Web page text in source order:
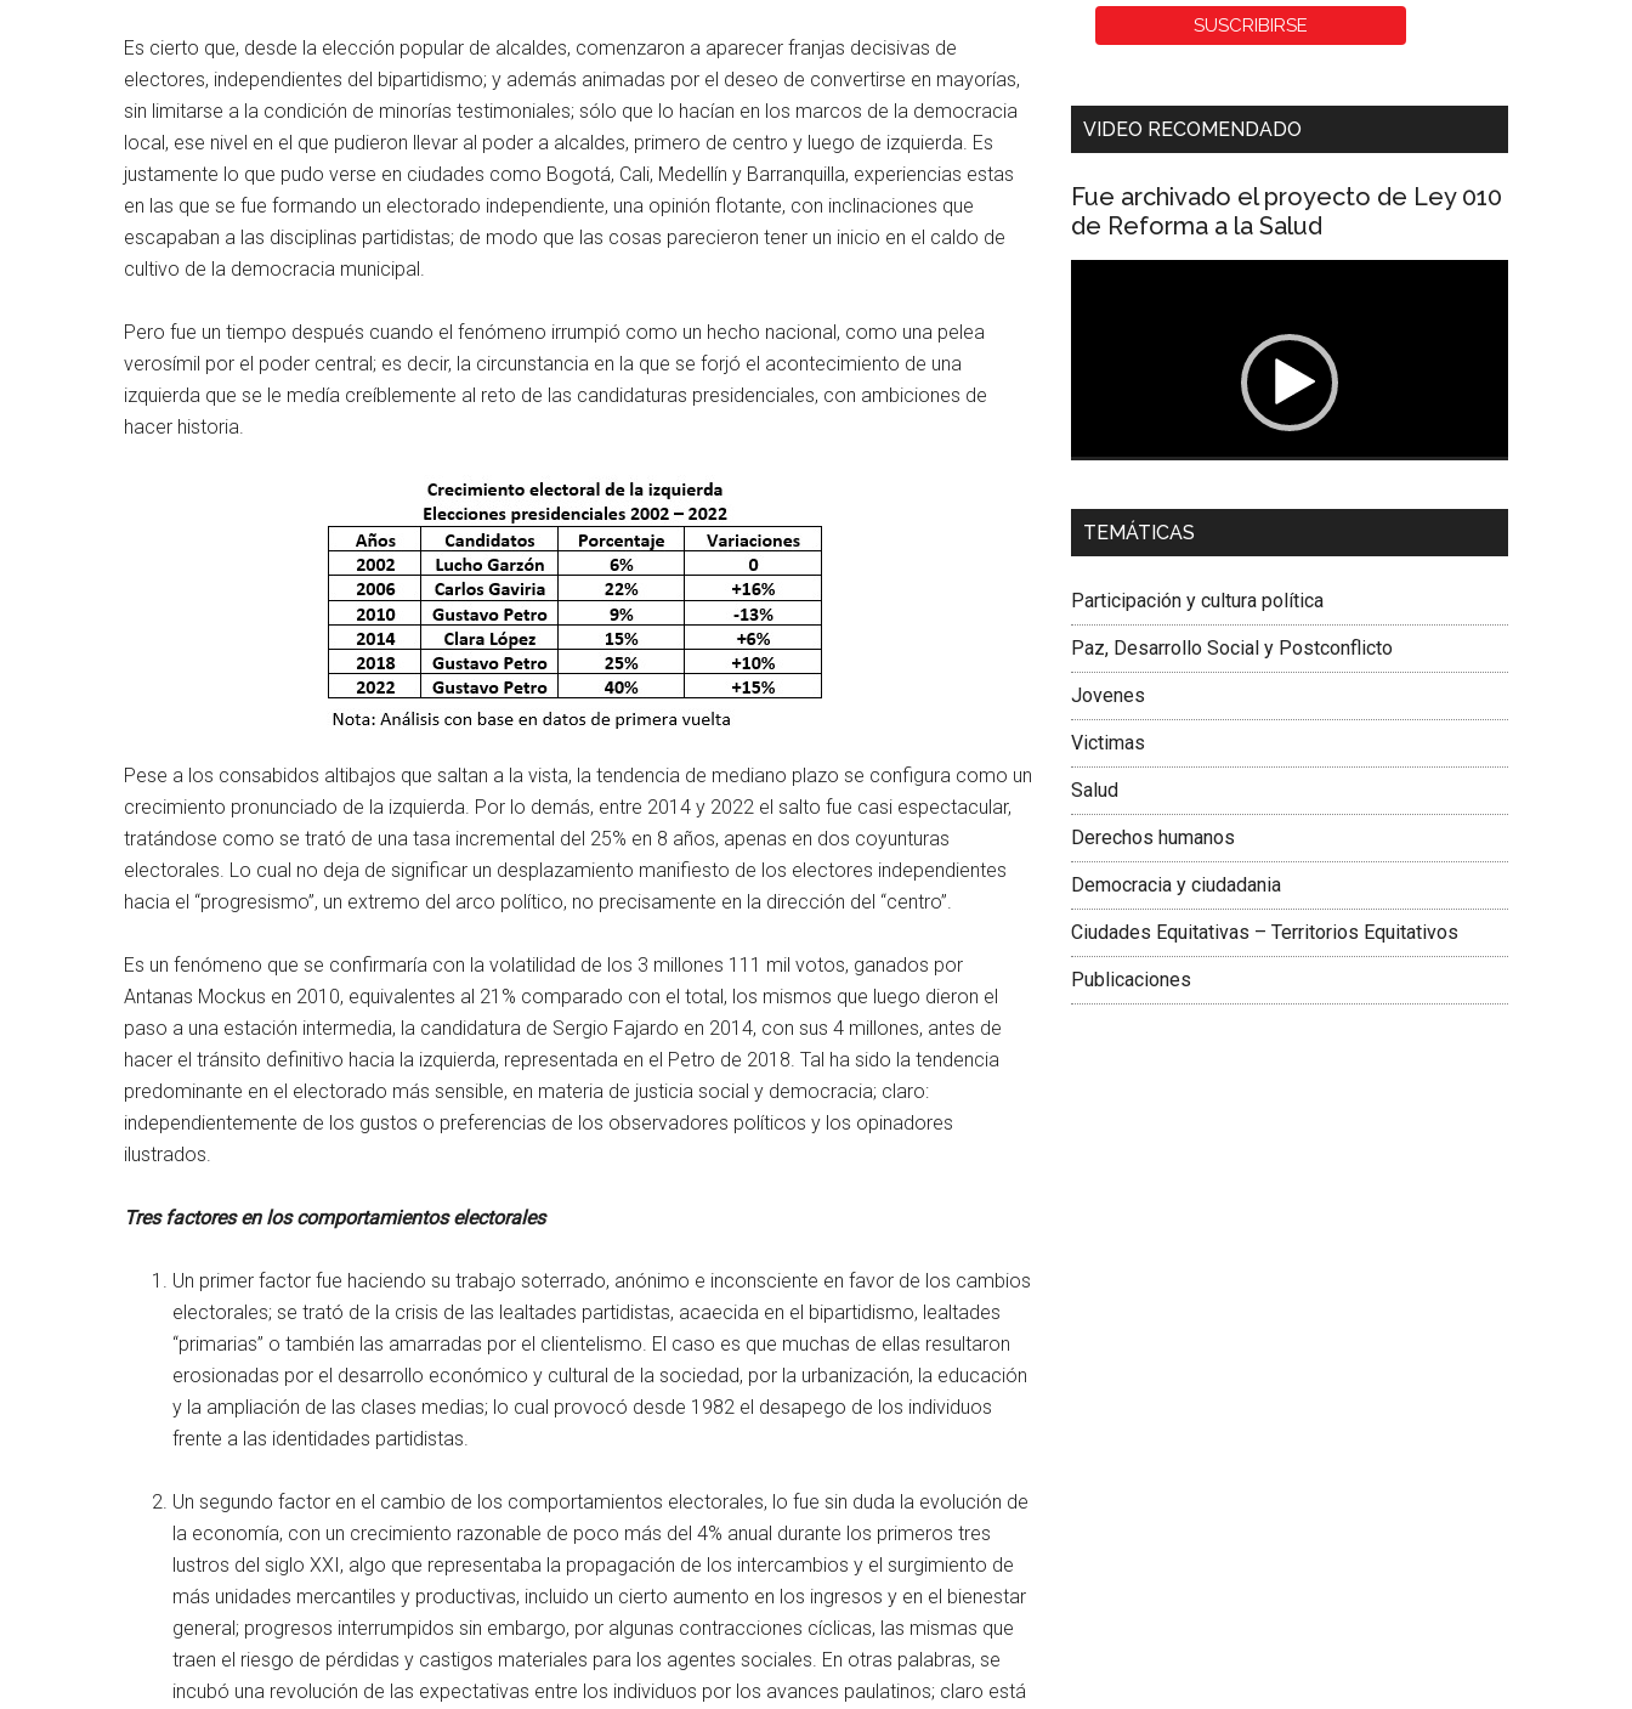
Es cierto que, desde la elección popular de alcaldes, comenzaron a aparecer franjas decisivas de
electores, independientes del bipartidismo; y además animadas por el deseo de convertirse en mayorías,
sin limitarse a la condición de minorías testimoniales; sólo que lo hacían en los marcos de la democracia
local, ese nivel en el que pudieron llevar al poder a alcaldes, primero de centro y luego de izquierda. Es
justamente lo que pudo verse en ciudades como Bogotá, Cali, Medellín y Barranquilla, experiencias estas
en las que se fue formando un electorado independiente, una opinión flotante, con inclinaciones que
escapaban a las disciplinas partidistas; de modo que las cosas parecieron tener un inicio en el caldo de
cultivo de la democracia municipal.
Pero fue un tiempo después cuando el fenómeno irrumpió como un hecho nacional, como una pelea
verosímil por el poder central; es decir, la circunstancia en la que se forjó el acontecimiento de una
izquierda que se le medía creíblemente al reto de las candidaturas presidenciales, con ambiciones de
hacer historia.
Pese a los consabidos altibajos que saltan a la vista, la tendencia de mediano plazo se configura como un
crecimiento pronunciado de la izquierda. Por lo demás, entre 2014 y 2022 el salto fue casi espectacular,
tratándose como se trató de una tasa incremental del 25% en 8 años, apenas en dos coyunturas
electorales. Lo cual no deja de significar un desplazamiento manifiesto de los electores independientes
hacia el “progresismo”, un extremo del arco político, no precisamente en la dirección del “centro”.
Es un fenómeno que se confirmaría con la volatilidad de los 3 millones 111 mil votos, ganados por
Antanas Mockus en 2010, equivalentes al 21% comparado con el total, los mismos que luego dieron el
paso a una estación intermedia, la candidatura de Sergio Fajardo en 2014, con sus 4 millones, antes de
hacer el tránsito definitivo hacia la izquierda, representada en el Petro de 2018. Tal ha sido la tendencia
predominante en el electorado más sensible, en materia de justicia social y democracia; claro:
independientemente de los gustos o preferencias de los observadores políticos y los opinadores
ilustrados.
Tres factores en los comportamientos electorales
Un primer factor fue haciendo su trabajo soterrado, anónimo e inconsciente en favor de los cambios
electorales; se trató de la crisis de las lealtades partidistas, acaecida en el bipartidismo, lealtades
“primarias” o también las amarradas por el clientelismo. El caso es que muchas de ellas resultaron
erosionadas por el desarrollo económico y cultural de la sociedad, por la urbanización, la educación
y la ampliación de las clases medias; lo cual provocó desde 1982 el desapego de los individuos
frente a las identidades partidistas.
Un segundo factor en el cambio de los comportamientos electorales, lo fue sin duda la evolución de
la economía, con un crecimiento razonable de poco más del 4% anual durante los primeros tres
lustros del siglo XXI, algo que representaba la propagación de los intercambios y el surgimiento de
más unidades mercantiles y productivas, incluido un cierto aumento en los ingresos y en el bienestar
general; progresos interrumpidos sin embargo, por algunas contracciones cíclicas, las mismas que
traen el riesgo de pérdidas y castigos materiales para los agentes sociales. En otras palabras, se
incubó una revolución de las expectativas entre los individuos por los avances paulatinos; claro está
VIDEO RECOMENDADO
Fue archivado el proyecto de Ley 010
de Reforma a la Salud
Dra. Carolina Corcho Mejía,
Latinoamericana Sur, Vicepresidenta Federación
TEMÁTICAS
Participación y cultura política
Paz, Desarrollo Social y Postconflicto
Jovenes
Victimas
Salud
Derechos humanos
Democracia y ciudadania
Ciudades Equitativas – Territorios Equitativos
Publicaciones